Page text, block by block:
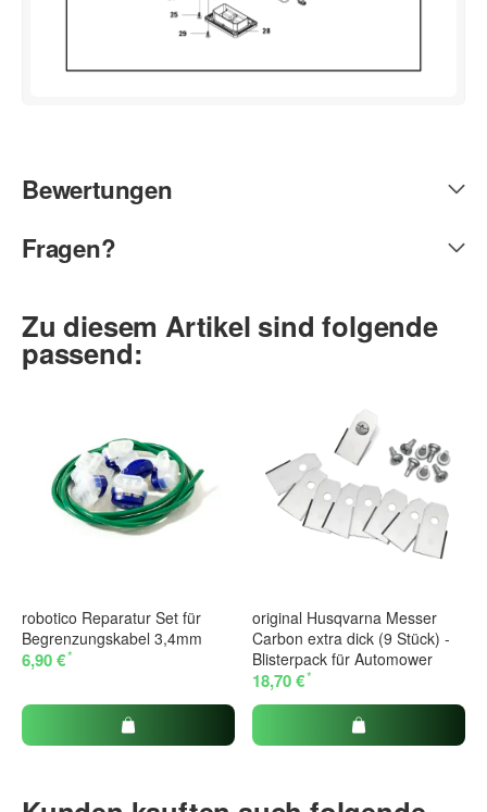
Bewertungen
Fragen?
Zu diesem Artikel sind folgende
passend:
robotico Reparatur Set für
Begrenzungskabel 3,4mm
6,90 €*
original Husqvarna Messer
Carbon extra dick (9 Stück) -
Blisterpack für Automower
18,70 €*